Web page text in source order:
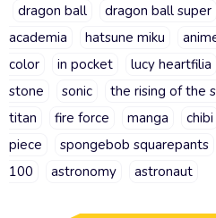
dragon ball dragon ball super
academia
hatsune miku
color
in pocket lucy heartfilia
stone
sonic the rising of the
titan
fire force manga chibi
piece
spongebob squarepants
100
astronomy astronaut